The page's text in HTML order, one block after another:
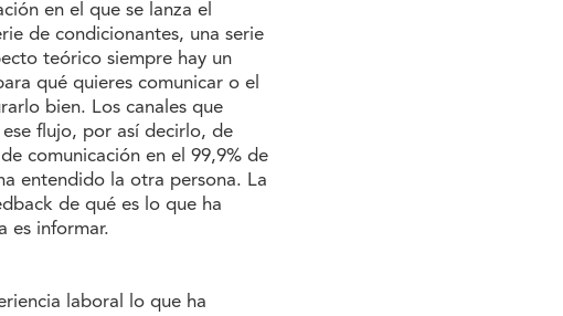
en el que se lanza el
de condicionantes, una serie
teórico siempre hay un
qué quieres comunicar o el
bien. Los canales que
flujo, por así decirlo, de
comunicación en el 99,9% de
entendido la otra persona. La
de qué es lo que ha
es informar.
laboral lo que ha